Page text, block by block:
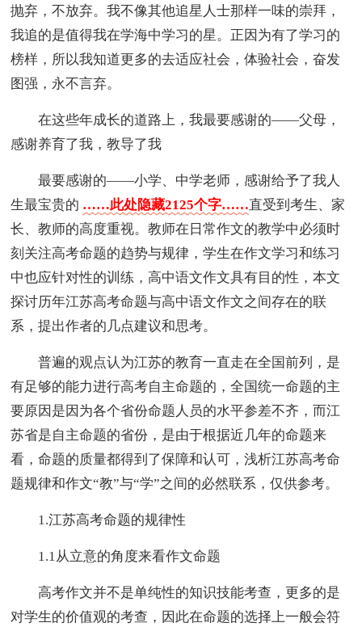
抛弃，不放弃。我不像其他追星人士那样一味的崇拜，
我追的是值得我在学海中学习的星。正因为有了学习的
榜样，所以我知道更多的去适应社会，体验社会，奋发
图强，永不言弃。
在这些年成长的道路上，我最要感谢的——父母，
感谢养育了我，教导了我
最要感谢的——小学、中学老师，感谢给予了我人
生最宝贵的 ……此处隐藏2125个字……直受到考生、家
长、教师的高度重视。教师在日常作文的教学中必须时
刻关注高考命题的趋势与规律，学生在作文学习和练习
中也应针对性的训练，高中语文作文具有目的性，本文
探讨历年江苏高考命题与高中语文作文之间存在的联
系，提出作者的几点建议和思考。
普遍的观点认为江苏的教育一直走在全国前列，是
有足够的能力进行高考自主命题的，全国统一命题的主
要原因是因为各个省份命题人员的水平参差不齐，而江
苏省是自主命题的省份，是由于根据近几年的命题来
看，命题的质量都得到了保障和认可，浅析江苏高考命
题规律和作文“教”与“学”之间的必然联系，仅供参考。
1.江苏高考命题的规律性
1.1从立意的角度来看作文命题
高考作文并不是单纯性的知识技能考查，更多的是
对学生的价值观的考查，因此在命题的选择上一般会符